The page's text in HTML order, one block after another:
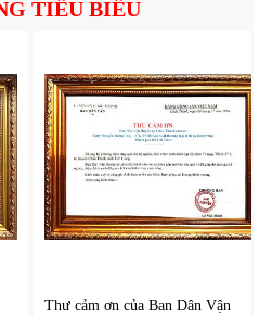
TIÊU BIỂU
Thư cảm ơn của Ban Dân Vận